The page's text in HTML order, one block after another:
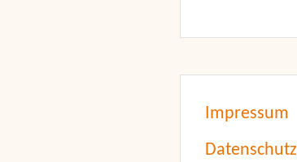
Impressum
Datenschutz